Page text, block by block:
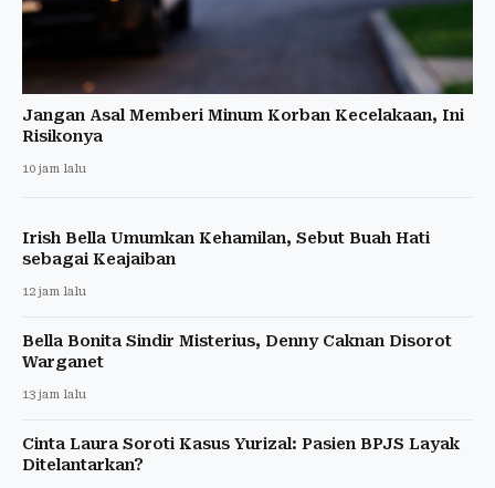
Jangan Asal Memberi Minum Korban Kecelakaan, Ini
Risikonya
10 jam lalu
Irish Bella Umumkan Kehamilan, Sebut Buah Hati
sebagai Keajaiban
12 jam lalu
Bella Bonita Sindir Misterius, Denny Caknan Disorot
Warganet
13 jam lalu
Cinta Laura Soroti Kasus Yurizal: Pasien BPJS Layak
Ditelantarkan?